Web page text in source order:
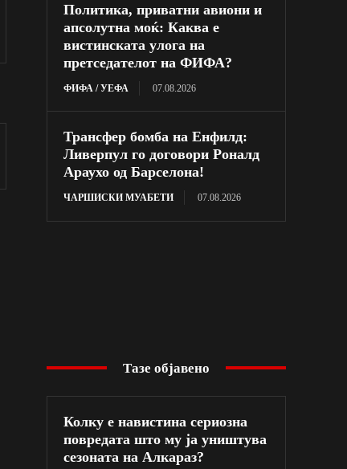
Политика, приватни авиони и
апсолутна моќ: Каква е
вистинската улога на
претседателот на ФИФА?
ФИФА / УЕФА 07.08.2026
Трансфер бомба на Енфилд:
Ливерпул го договори Роналд
Араухо од Барселона!
ЧАРШИСКИ МУАБЕТИ 07.08.2026
Тазе објавено
Колку е навистина сериозна
повредата што му ја уништува
сезоната на Алкараз?